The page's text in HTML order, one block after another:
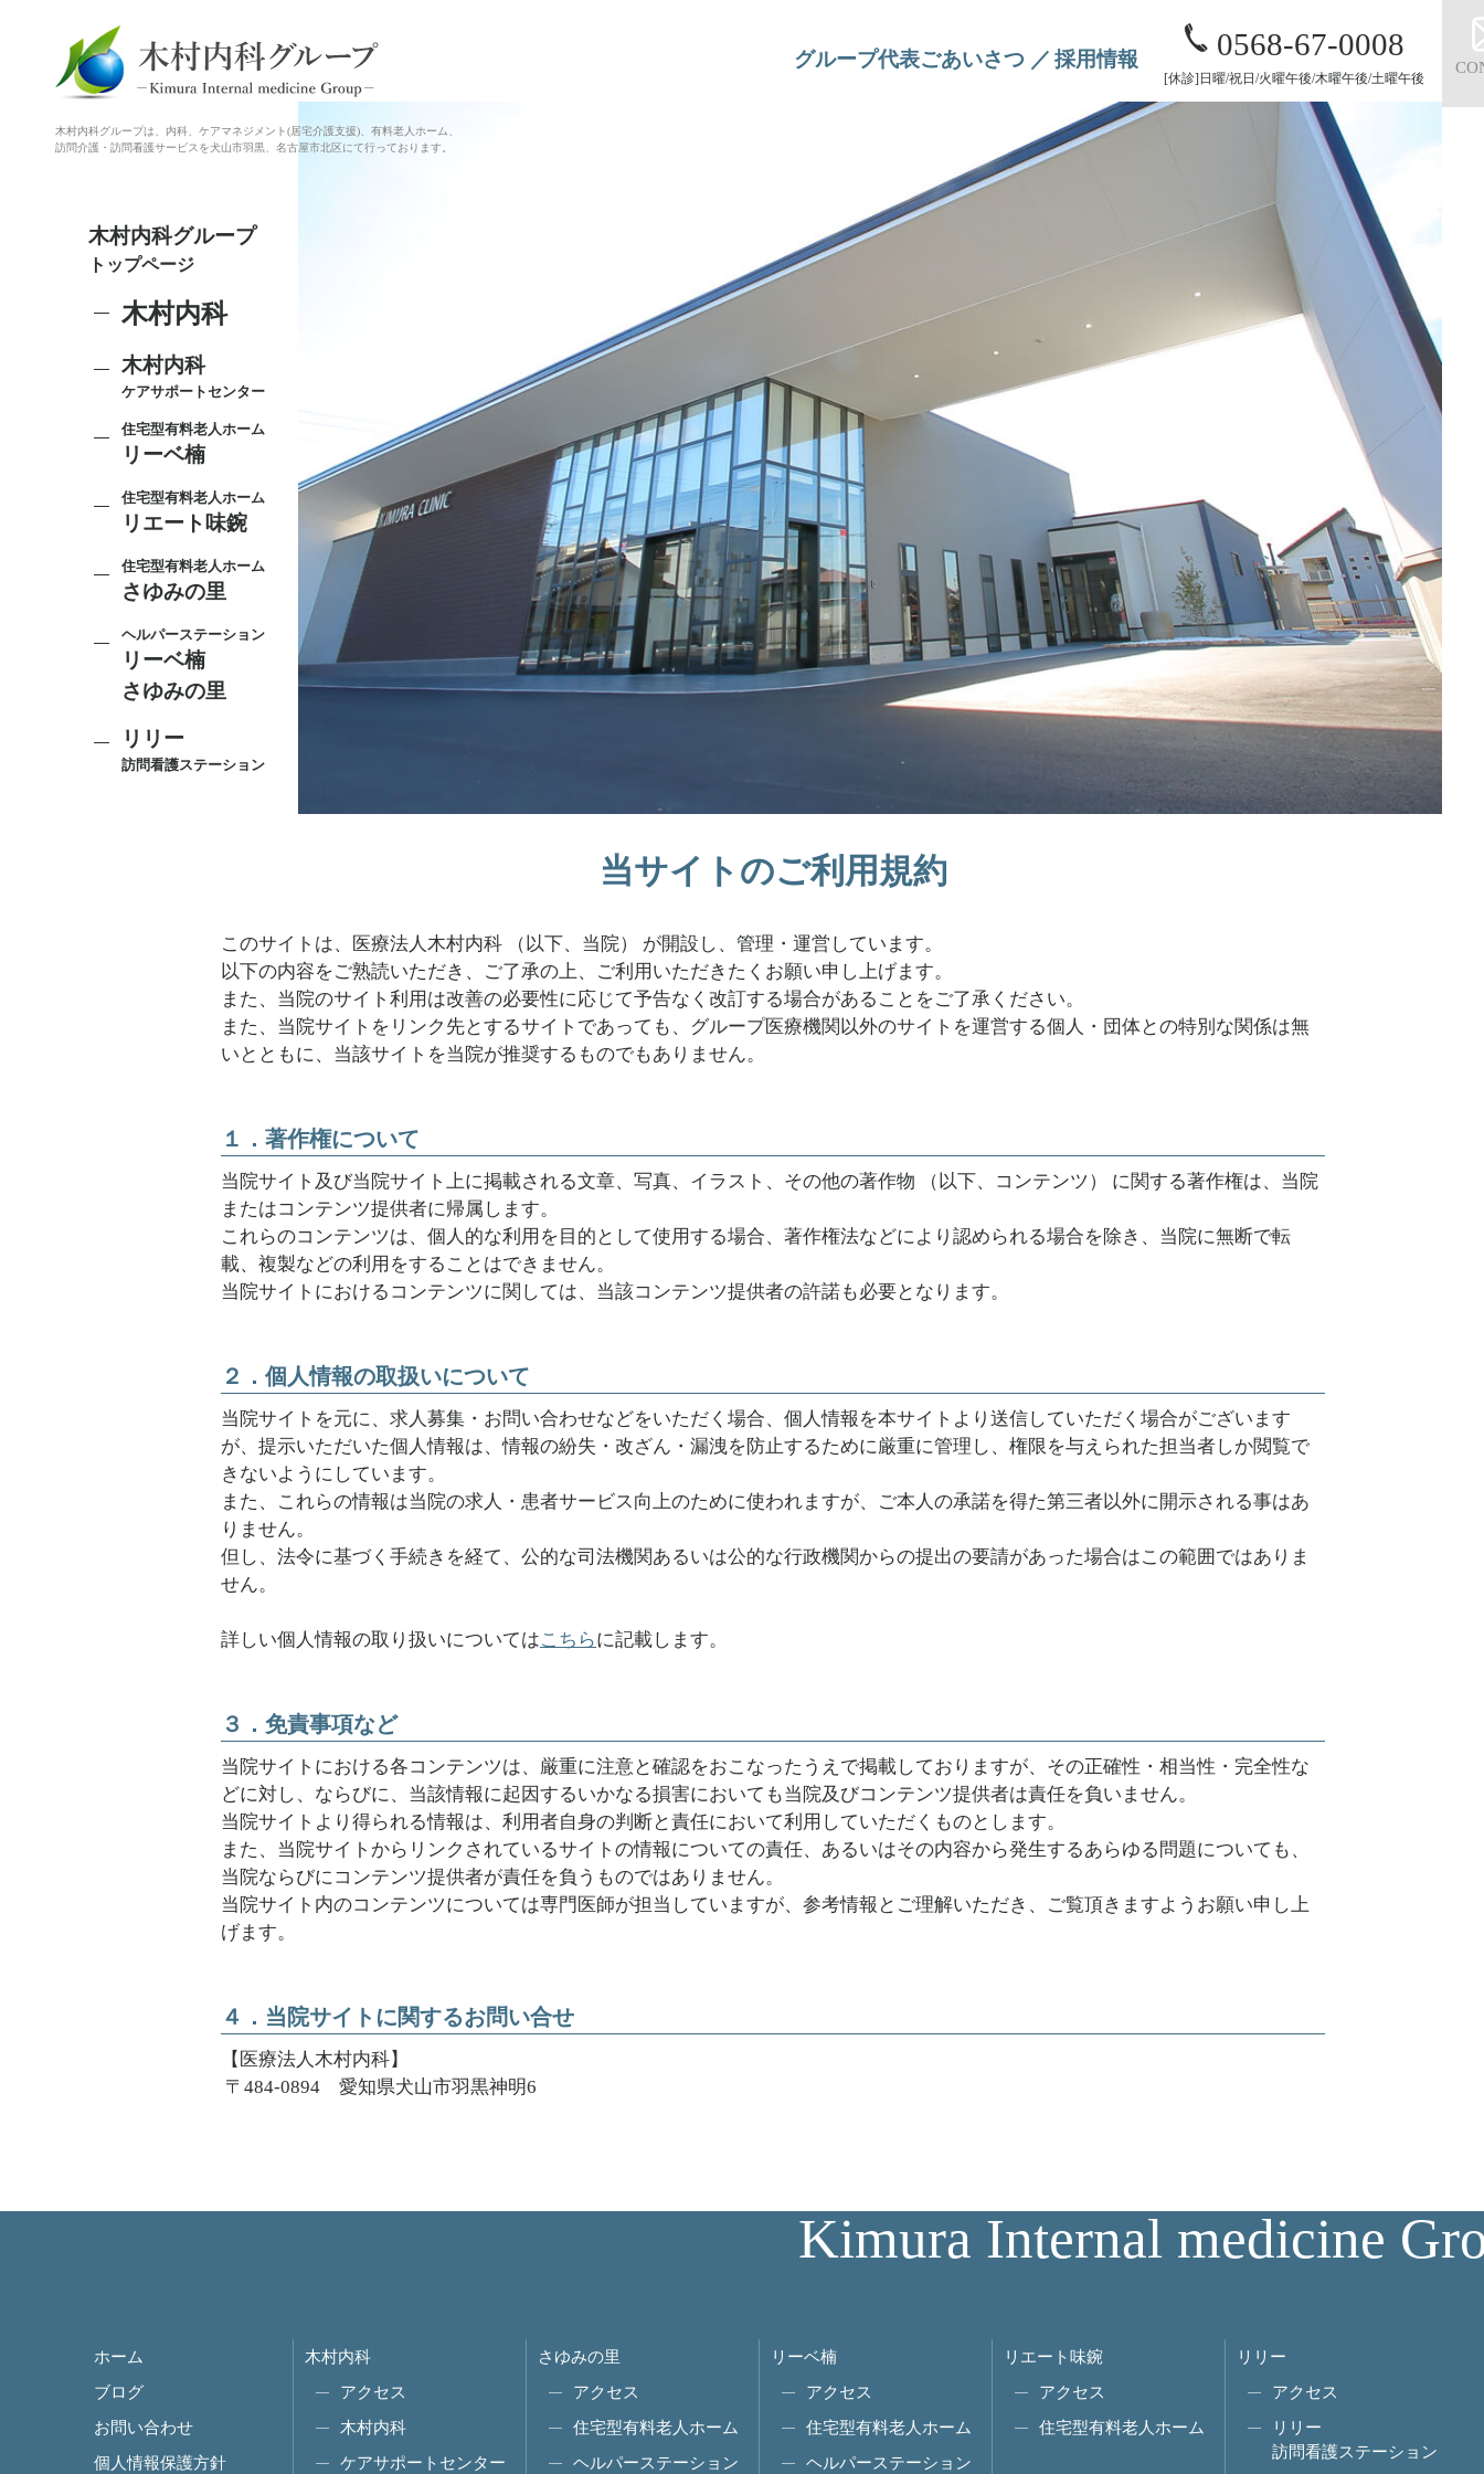
木村内科グループは、内科、ケアマネジメント(居宅介護支援)、有料老人ホーム、
訪問介護・訪問看護サービスを犬山市羽黒、名古屋市北区にて行っております。
グループ代表ごあいさつ 採用情報 0568-67-0008
[休診]日曜/祝日/火曜午後/木曜午後/土曜午後
木村内科グループ
トップページ
木村内科
木村内科
ケアサポートセンター
住宅型有料老人ホーム
リーベ楠
住宅型有料老人ホーム
リエート味鋺
住宅型有料老人ホーム
さゆみの里
ヘルパーステーション
リーベ楠
さゆみの里
リリー
訪問看護ステーション
当サイトのご利用規約
このサイトは、医療法人木村内科 （以下、当院） が開設し、管理・運営しています。
以下の内容をご熟読いただき、ご了承の上、ご利用いただきたくお願い申し上げます。
また、当院のサイト利用は改善の必要性に応じて予告なく改訂する場合があることをご了承ください。
また、当院サイトをリンク先とするサイトであっても、グループ医療機関以外のサイトを運営する個人・団体との特別な関係は無
いとともに、当該サイトを当院が推奨するものでもありません。
１．著作権について
当院サイト及び当院サイト上に掲載される文章、写真、イラスト、その他の著作物 （以下、コンテンツ） に関する著作権は、当院
またはコンテンツ提供者に帰属します。
これらのコンテンツは、個人的な利用を目的として使用する場合、著作権法などにより認められる場合を除き、当院に無断で転
載、複製などの利用をすることはできません。
当院サイトにおけるコンテンツに関しては、当該コンテンツ提供者の許諾も必要となります。
２．個人情報の取扱いについて
当院サイトを元に、求人募集・お問い合わせなどをいただく場合、個人情報を本サイトより送信していただく場合がございます
が、提示いただいた個人情報は、情報の紛失・改ざん・漏洩を防止するために厳重に管理し、権限を与えられた担当者しか閲覧で
きないようにしています。
また、これらの情報は当院の求人・患者サービス向上のために使われますが、ご本人の承諾を得た第三者以外に開示される事はあ
りません。
但し、法令に基づく手続きを経て、公的な司法機関あるいは公的な行政機関からの提出の要請があった場合はこの範囲ではありま
せん。
詳しい個人情報の取り扱いについてはこちらに記載します。
３．免責事項など
当院サイトにおける各コンテンツは、厳重に注意と確認をおこなったうえで掲載しておりますが、その正確性・相当性・完全性な
どに対し、ならびに、当該情報に起因するいかなる損害においても当院及びコンテンツ提供者は責任を負いません。
当院サイトより得られる情報は、利用者自身の判断と責任において利用していただくものとします。
また、当院サイトからリンクされているサイトの情報についての責任、あるいはその内容から発生するあらゆる問題についても、
当院ならびにコンテンツ提供者が責任を負うものではありません。
当院サイト内のコンテンツについては専門医師が担当していますが、参考情報とご理解いただき、ご覧頂きますようお願い申し上
げます。
４．当院サイトに関するお問い合せ
【医療法人木村内科】
〒484-0894 愛知県犬山市羽黒神明6
Kimura Internal medicine
ホーム
ブログ
お問い合わせ
個人情報保護方針
木村内科
アクセス
木村内科
ケアサポートセンター
さゆみの里
アクセス
住宅型有料老人ホーム
ヘルパーステーション
リーベ楠
アクセス
住宅型有料老人ホーム
ヘルパーステーション
リエート味鋺
アクセス
住宅型有料老人ホーム
リリー
アクセス
リリー
訪問看護ステーション